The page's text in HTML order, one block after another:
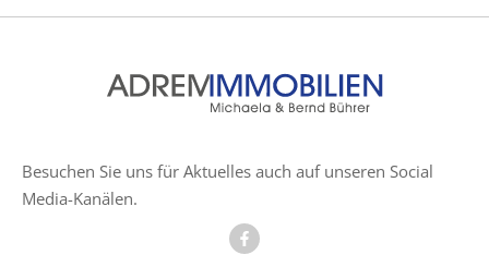
Besuchen Sie uns für Aktuelles auch auf unseren Social
Media-Kanälen.